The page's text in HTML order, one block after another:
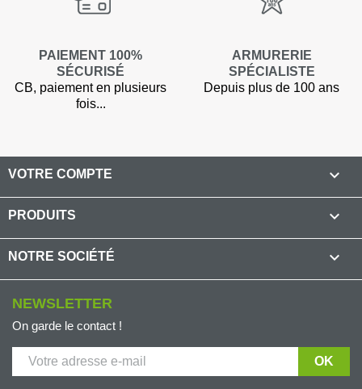
PAIEMENT 100%
SÉCURISÉ
CB, paiement en plusieurs
fois...
ARMURERIE
SPÉCIALISTE
Depuis plus de 100 ans
VOTRE COMPTE 
PRODUITS 
NOTRE SOCIÉTÉ 
NEWSLETTER
On garde le contact !